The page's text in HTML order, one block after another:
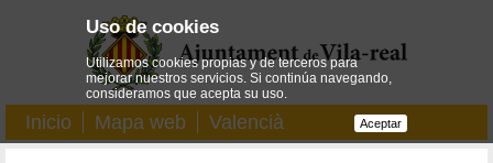
Inicio Mapa web Valencià
Uso de cookies
Utilizamos cookies propias y de terceros para
mejorar nuestros servicios. Si continúa navegando,
consideramos que acepta su uso.
Aceptar